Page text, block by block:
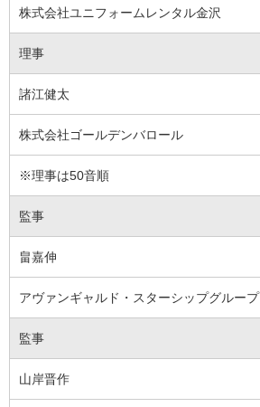
株式会社ユニフォームレンタル金沢
理事
諸江健太
株式会社ゴールデンバロール
※理事は50音順
監事
畠嘉伸
アヴァンギャルド・スターシップグループ
監事
山岸晋作